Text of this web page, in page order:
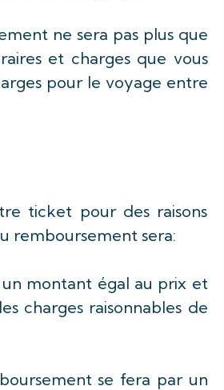
ne sera pas plus que
et charges que vous
pour le voyage entre
ticket pour des raisons
remboursement sera:
un montant égal au prix et
charges raisonnables de
se fera par un